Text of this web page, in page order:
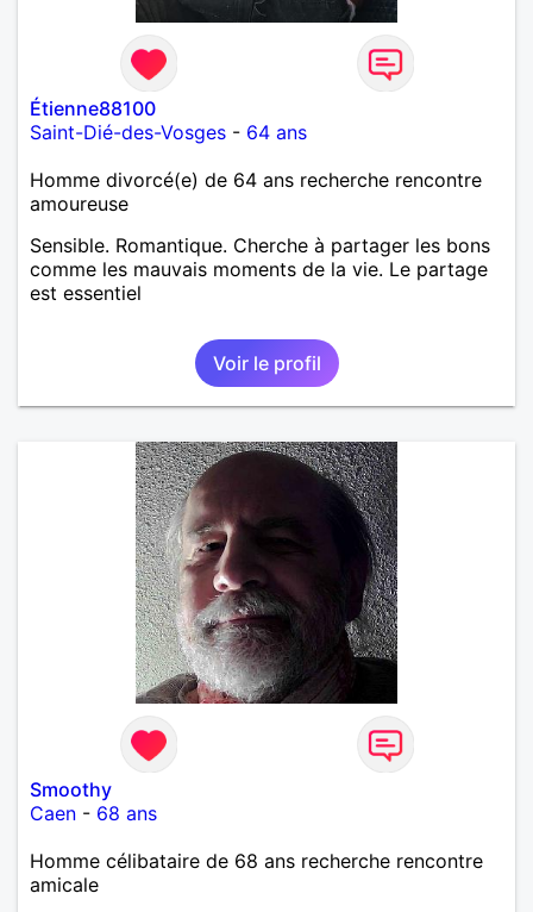
Étienne88100
Saint-Dié-des-Vosges - 64 ans
Homme divorcé(e) de 64 ans recherche rencontre
amoureuse
Sensible. Romantique. Cherche à partager les bons
comme les mauvais moments de la vie. Le partage
est essentiel
Voir le profil
Smoothy
Caen - 68 ans
Homme célibataire de 68 ans recherche rencontre
amicale